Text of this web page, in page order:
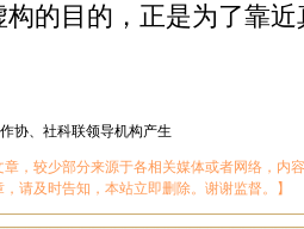
的目的，正是为了靠近
协、社科联领导机构产生
章，较少部分来源于各相关媒体或者网络，内
请及时告知，本站立即删除。谢谢监督。】